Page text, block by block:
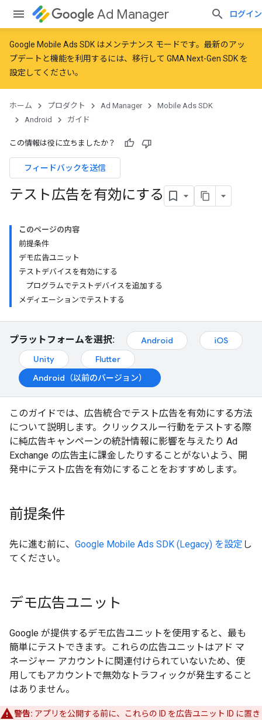
Ad Manager ログイン
Google Mobile Ads SDK はメンテナンス モードです。最新のアッ
プデートと機能を利用するには、 移行して GMA Next-Gen SDK を
設定 してください。
ホーム プロダクト Ad Manager
Mobile Ads SDK
Android
ガイド
この情報は役に立ちましたか？
フィードバックを送信
テスト広告を有効にする
このページの内容
前提条件
デモ広告ユニット
テストデバイスを有効にする
プログラムでテストデバイスを追加する
メディエーションでテストする
プラットフォームを選択: Android
iOS
Unity
Flutter
Android（以前のバージョン）
このガイドでは、広告統合でテスト広告を有効にする方法
について説明します。クリックスルー行動をテストする際
に純広告キャンペーンの統計情報に影響を与えたり Ad
Exchange の広告主に課金したりすることがないよう、開
発中にテスト広告を有効にすることをおすすめします。
前提条件
先に進む前に、 Google Mobile Ads SDK (Legacy) を設定 し
てください。
デモ広告ユニット
Google が提供するデモ広告ユニットを使用すると、最も
簡単にテストできます。これらの広告ユニットはアド マ
ネージャー アカウントに関連付けられていないため、使
用してもアカウントで無効なトラフィックが発生すること
はありません。
警告: アプリを公開する前に、これらの ID を広告ユニット ID に置き